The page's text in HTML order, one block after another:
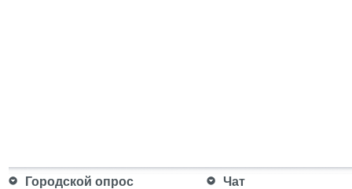
Городской опрос Чат